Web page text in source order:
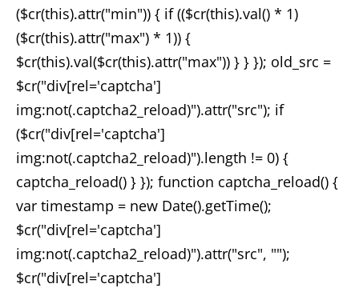
($cr(this).attr("min")) { if (($cr(this).val() * 1)
($cr(this).attr("max") * 1)) {
$cr(this).val($cr(this).attr("max")) } } }); old_src =
$cr("div[rel='captcha']
img:not(.captcha2_reload)").attr("src"); if
($cr("div[rel='captcha']
img:not(.captcha2_reload)").length != 0) {
captcha_reload() } }); function captcha_reload() {
var timestamp = new Date().getTime();
$cr("div[rel='captcha']
img:not(.captcha2_reload)").attr("src", "");
$cr("div[rel='captcha']
Impressum